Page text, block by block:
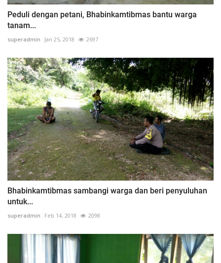
Peduli dengan petani, Bhabinkamtibmas bantu warga
tanam...
superadmin Jan 25, 2018 2697
Bhabinkamtibmas sambangi warga dan beri penyuluhan
untuk...
superadmin Feb 14, 2018 2098